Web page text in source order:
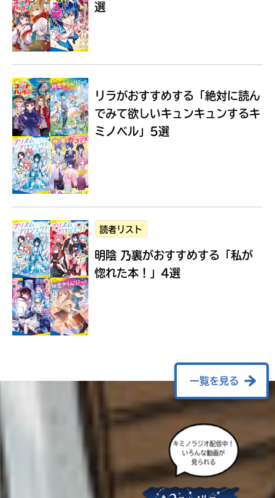
Loading...
選
リラがおすすめする 「絶対に読ん
でみて欲しいキュンキュンするキ
ミノベル」5選
読者リスト
明陰 乃裏がおすすめする 「私が
惚れた本！」4選
一覧を見る
キミノラジオ配信中！
いろんな動画が
見られる
に
エ
も
度
み